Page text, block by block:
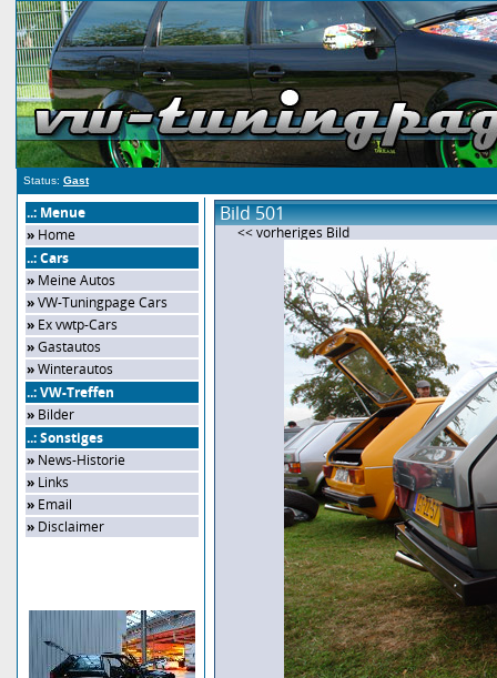
Status: Gast
..: Menue
» Home
..: Cars
» Meine Autos
»VW-Tuningpage Cars
» Ex vwtp-Cars
»Gastautos
»Winterautos
..: VW-Treffen
» Bilder
..: Sonstiges
» News-Historie
» Links
» Email
» Disclaimer
Bild 501
<< vorheriges Bild